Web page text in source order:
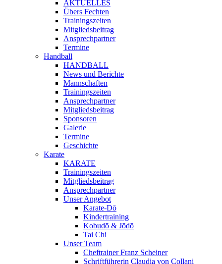
AKTUELLES
Übers Fechten
Trainingszeiten
Mitgliedsbeitrag
Ansprechpartner
Termine
Handball
HANDBALL
News und Berichte
Mannschaften
Trainingszeiten
Ansprechpartner
Mitgliedsbeitrag
Sponsoren
Galerie
Termine
Geschichte
Karate
KARATE
Trainingszeiten
Mitgliedsbeitrag
Ansprechpartner
Unser Angebot
Karate-Dō
Kindertraining
Kobudō & Jōdō
Tai Chi
Unser Team
Cheftrainer Franz Scheiner
Schriftführerin Claudia von Collani